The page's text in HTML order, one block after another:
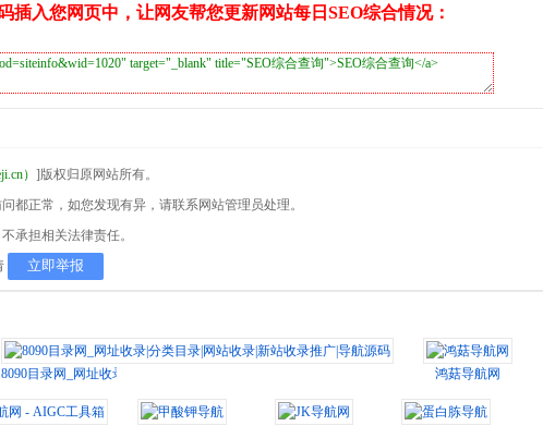
插入您网页中，让网友帮您更新网站每日SEO综合情况：
） ]版权归原网站所有。
都正常，如您发现有异，请联系网站管理员处理。
承担相关法律责任。
立即举报
8090目录网_网址收录|分类目录|网站收录|新站收录推广|导航源码 鸿菇导航网